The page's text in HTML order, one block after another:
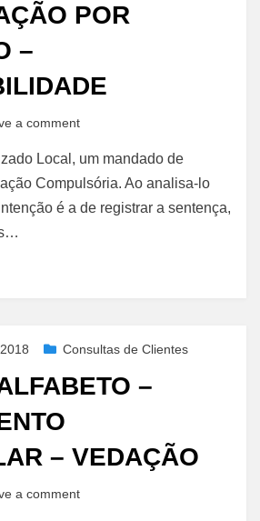
POR
–
a commenton
por
Mandado
–
Local, um mandado de
Compulsória. Ao analisa-lo
é a de registrar a sentença,
Consultas de Clientes
–
– VEDAÇÃO
a commenton